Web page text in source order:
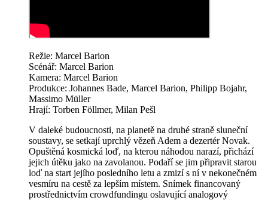
Režie: Marcel Barion
Scénář: Marcel Barion
Kamera: Marcel Barion
Produkce: Johannes Bade, Marcel Barion, Philipp Bojahr,
Massimo Müller
Hrají: Torben Föllmer, Milan Pešl
V daleké budoucnosti, na planetě na druhé straně sluneční
soustavy, se setkají uprchlý vězeň Adem a dezertér Novak.
Opuštěná kosmická loď, na kterou náhodou narazí, přichází
jejich útěku jako na zavolanou. Podaří se jim připravit starou
loď na start jejího posledního letu a zmizí s ní v nekonečném
vesmíru na cestě za lepším místem. Snímek financovaný
prostřednictvím crowdfundingu oslavující analogový